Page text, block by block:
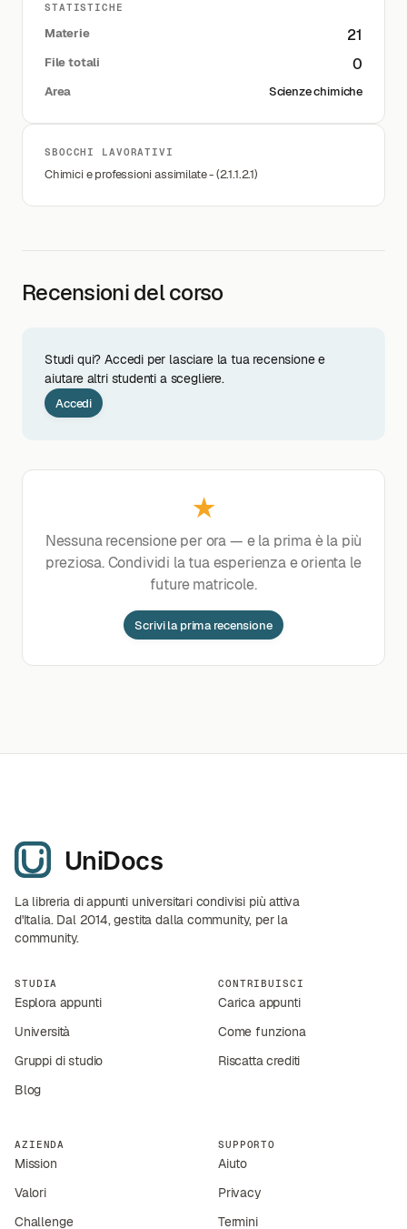
STATISTICHE
Materie 21
File totali 0
Area Scienze chimiche
SBOCCHI LAVORATIVI
Chimici e professioni assimilate - (2.1.1.2.1)
Recensioni del corso
Studi qui? Accedi per lasciare la tua recensione e
aiutare altri studenti a scegliere.
Accedi
★
Nessuna recensione per ora — e la prima è la più
preziosa. Condividi la tua esperienza e orienta le
future matricole.
Scrivi la prima recensione
La libreria di appunti universitari condivisi più attiva
d'Italia. Dal 2014, gestita dalla community, per la
community.
STUDIA
Esplora appunti
Università
Gruppi di studio
Blog
CONTRIBUISCI
Carica appunti
Come funziona
Riscatta crediti
AZIENDA
Mission
Valori
Challenge
SUPPORTO
Aiuto
Privacy
Termini